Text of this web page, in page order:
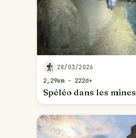
28/03/2026
2,29km - 222d+
Spéléo dans les mines